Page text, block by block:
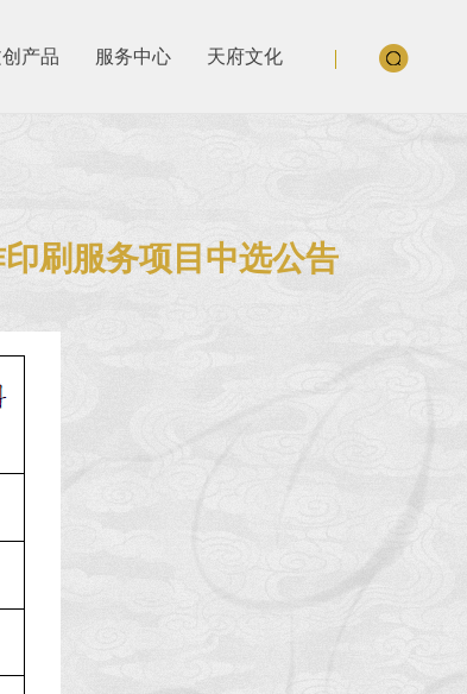
产品 服务中心 天府文化
刷服务项目中选公告